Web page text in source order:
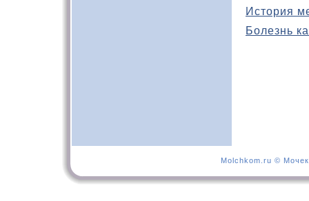
История
Болезнь
Molchkom.ru ©